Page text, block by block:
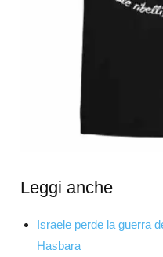
Leggi anche
Israele perde la guerra
Hasbara